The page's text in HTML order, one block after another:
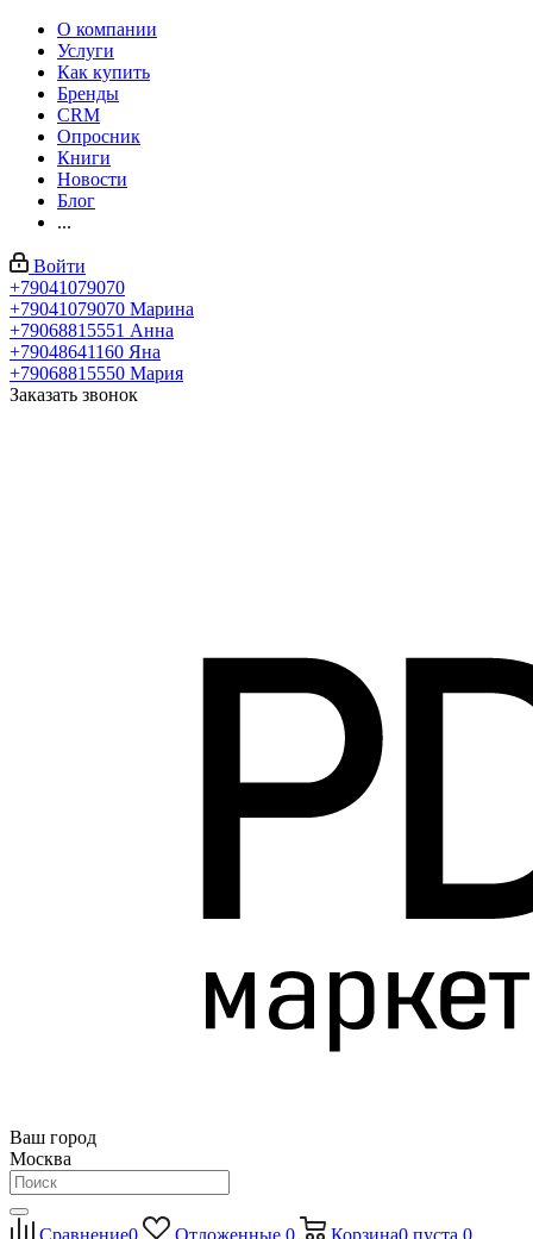
О компании
Услуги
Как купить
Бренды
CRM
Опросник
Книги
Новости
Блог
...
Войти
+79041079070
+79041079070 Марина
+79068815551 Анна
+79048641160 Яна
+79068815550 Мария
Заказать звонок
Ваш город
Москва
Сравнение0 Отложенные 0 Корзина0 пуста 0